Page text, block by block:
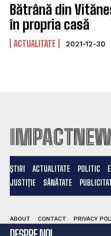
Bătrână din
în propria casă
ACTUALITATE 2021-12-30
ȘTIRI ACTUALITATE POLITIC
JUSTIȚIE
SĂNĂTATE
ABOUT CONTACT PRIVACY